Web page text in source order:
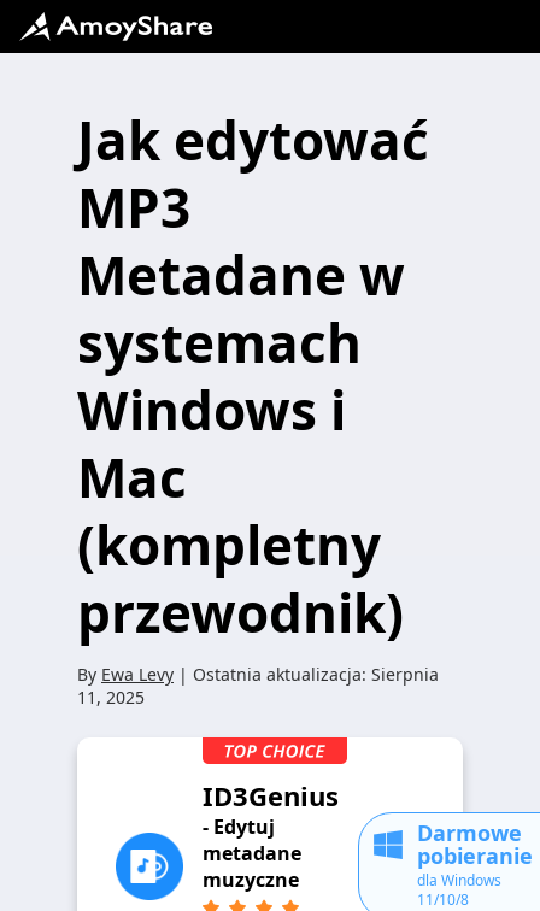
Jak edytować
MP3
Metadane w
systemach
Windows i
Mac
(kompletny
przewodnik)
By Ewa Levy | Ostatnia aktualizacja: Sierpnia
11, 2025
ID3Genius
- Edytuj
metadane
muzyczne
Darmowe
pobieranie
dla Windows
11/10/8